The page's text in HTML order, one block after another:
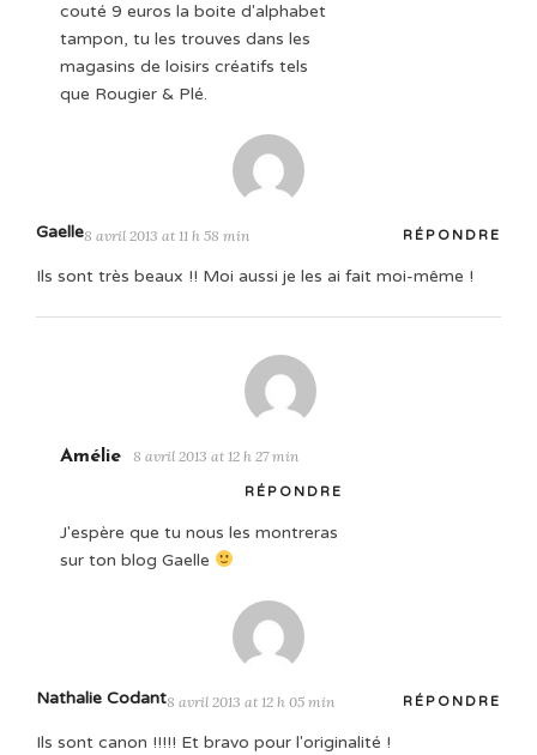
couté 9 euros la boite d'alphabet
tampon, tu les trouves dans les
magasins de loisirs créatifs tels
que Rougier & Plé.
Gaelle8 avril 2013 at 11 h 58 min RÉPONDRE
Ils sont très beaux !! Moi aussi je les ai fait moi-même !
Amélie 8 avril 2013 at 12 h 27 min
RÉPONDRE
J'espère que tu nous les montreras
sur ton blog Gaelle
Nathalie Codant8 avril 2013 at 12 h 05 min RÉPONDRE
Ils sont canon !!!!! Et bravo pour l'originalité !